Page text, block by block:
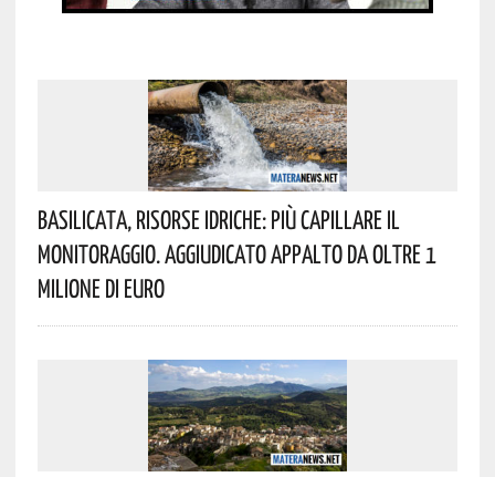
Basilicata, Risorse Idriche: Più Capillare Il
Monitoraggio. Aggiudicato Appalto Da Oltre 1
Milione Di Euro